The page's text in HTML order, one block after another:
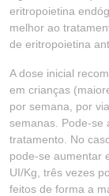
eritropoietina
melhor ao
de eritropoietina
A dose inicial
em crianças
por semana, por
semanas. Pode-se
tratamento. No
pode-se aumentar
UI/Kg, três vezes
feitos de forma a